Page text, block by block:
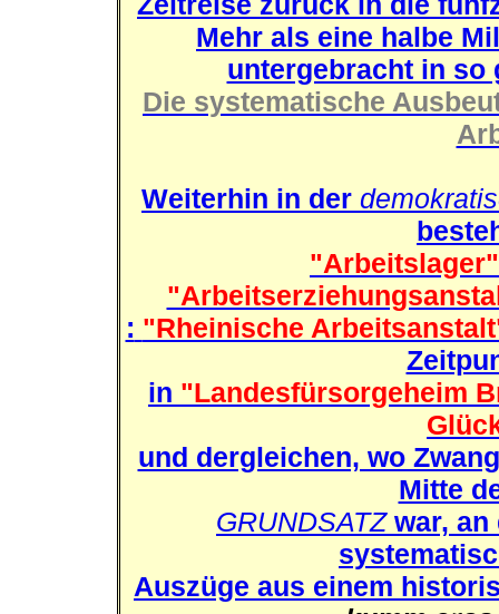
Mehr als eine halbe
untergebracht in so
Die systematische
Weiterhin in der
"Arbeitslager"
: "Rheinische
in "Landesfürsorgeheim
und dergleichen, wo
Mitte
GRUNDSATZ war, an
Auszüge aus einem